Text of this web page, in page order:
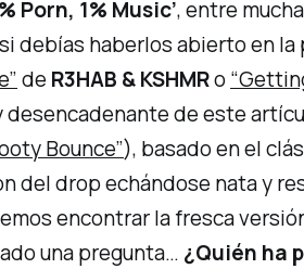
Porn, 1% Music’, entre
debías haberlos abierto en la
de R3HAB & KSHMRo
desencadenante de este
Bounce”), basado en el
deldropechándose nata y
encontrar la fresca
una pregunta… ¿Quién ha